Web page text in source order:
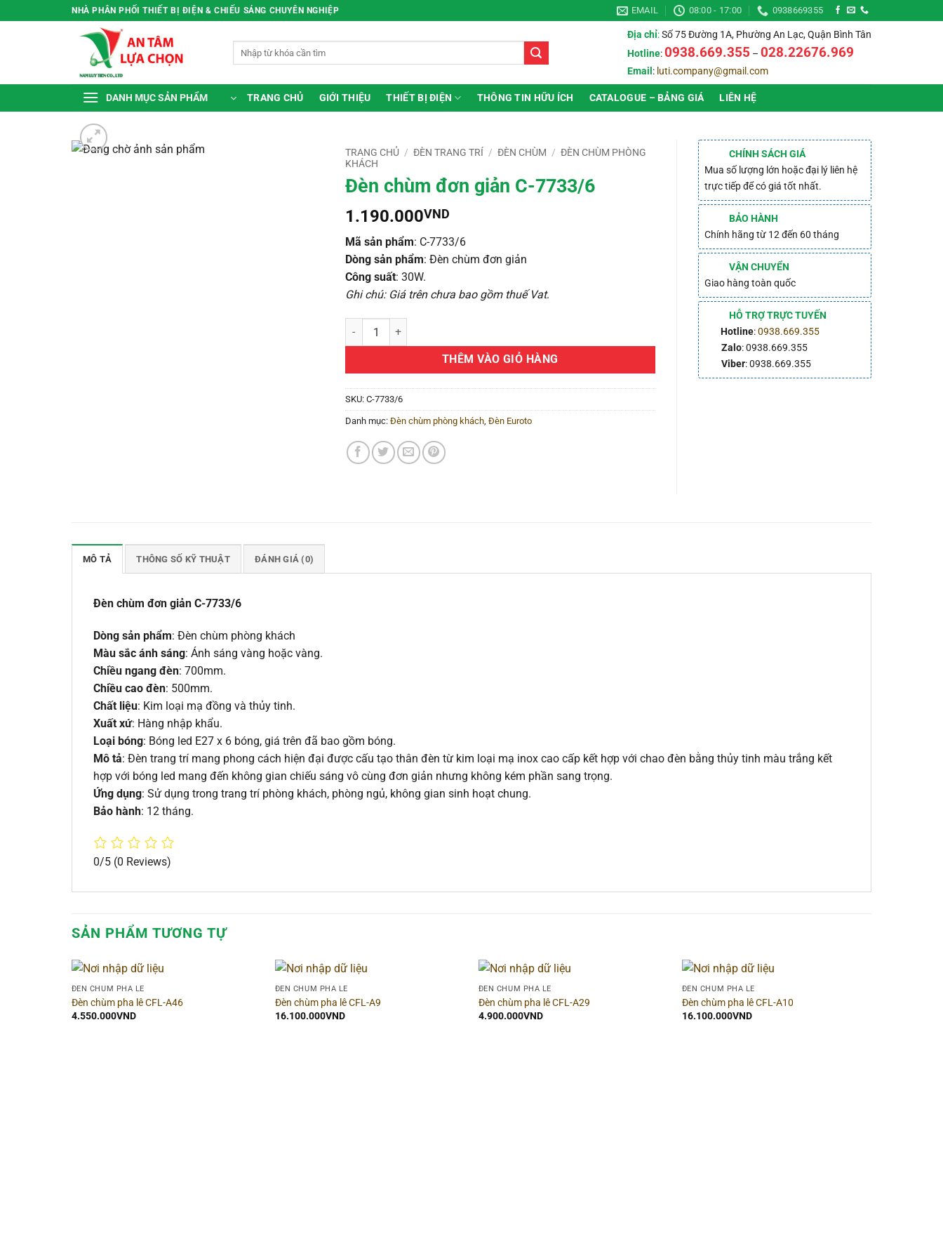
qua
NHÀ PHÂN PHỐI THIẾT BỊ ĐIỆN & CHIẾU SÁNG CHUYÊN NGHIỆP EMAIL 08:00 - 17:00 0938669355
Địa chỉ:Số 75 Đường 1A, Phường An Lạc, Quận Bình Tân
Hotline:0938.669.355 – 028.22676.969
Email : luti.company@gmail.com
DANH MỤC SẢN PHẨM TRANG CHỦ GIỚI THIỆU THIẾT BỊ ĐIỆN THÔNG TIN HỮU ÍCH CATALOGUE – BẢNG GIÁ LIÊN HỆ
TRANG CHỦ / ĐÈN TRANG TRÍ / ĐÈN CHÙM / ĐÈN CHÙM PHÒNG
KHÁCH
Đèn chùm đơn giản C-7733/6
1.190.000VND
Mã sản phẩm: C-7733/6
Dòng sản phẩm: Đèn chùm đơn giản
Công suất: 30W.
Ghi chú: Giá trên chưa bao gồm thuế Vat.
Đèn chùm đơn giản C-7733/6 số lượng
THÊM VÀO GIỎ HÀNG
SKU: C-7733/6
Danh mục: Đèn chùm phòng khách, Đèn Euroto
CHÍNH SÁCH GIÁ
Mua số lượng lớn hoặc đại lý liên hệ
trực tiếp để có giá tốt nhất.
BẢO HÀNH
Chính hãng từ 12 đến 60 tháng
VẬN CHUYỂN
Giao hàng toàn quốc
HỖ TRỢ TRỰC TUYẾN
Hotline:0938.669.355
Zalo: 0938.669.355
Viber: 0938.669.355
MÔ TẢ THÔNG SỐ KỸ THUẬT ĐÁNH GIÁ (0)
Đèn chùm đơn giản C-7733/6
Dòng sản phẩm: Đèn chùm phòng khách
Màu sắc ánh sáng: Ánh sáng vàng hoặc vàng.
Chiều ngang đèn: 700mm.
Chiều cao đèn: 500mm.
Chất liệu: Kim loại mạ đồng và thủy tinh.
Xuất xứ: Hàng nhập khẩu.
Loại bóng: Bóng led E27 x 6 bóng, giá trên đã bao gồm bóng.
Mô tả: Đèn trang trí mang phong cách hiện đại được cấu tạo thân đèn từ kim loại mạ inox cao cấp kết hợp với chao đèn bằng thủy tinh màu trắng kết
hợp với bóng led mang đến không gian chiếu sáng vô cùng đơn giản nhưng không kém phần sang trọng.
Ứng dụng: Sử dụng trong trang trí phòng khách, phòng ngủ, không gian sinh hoạt chung.
Bảo hành: 12 tháng.
0/5 (0 Reviews)
SẢN PHẨM TƯƠNG TỰ
ĐÈN CHÙM PHA LÊ
Đèn chùm pha lê CFL-A46
4.550.000VND
ĐÈN CHÙM PHA LÊ
Đèn chùm pha lê CFL-A9
16.100.000VND
ĐÈN CHÙM PHA LÊ
Đèn chùm pha lê CFL-A29
4.900.000VND
ĐÈN CHÙM PHA LÊ
Đèn chùm pha lê CFL-A10
16.100.000VND